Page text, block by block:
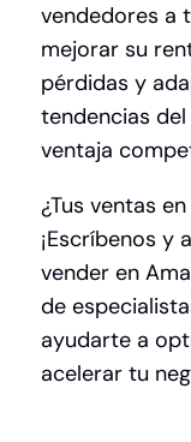
vendedores a
mejorar su
pérdidas y
tendencias
ventaja
¿Tus ventas
¡Escríbenos y
vender en
de
ayudarte a
acelerar tu